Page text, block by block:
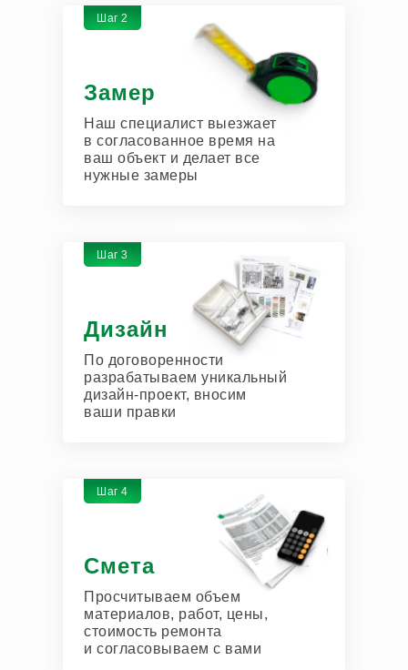
Шаг 2
Замер
Наш специалист выезжает
в согласованное время на
ваш объект и делает все
нужные замеры
Шаг 3
Дизайн
По договоренности
разрабатываем уникальный
дизайн-проект, вносим
ваши правки
Шаг 4
Смета
Просчитываем объем
материалов, работ, цены,
стоимость ремонта
и согласовываем с вами